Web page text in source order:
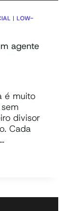
|LOW-
agente
é muito
divisor
Cada